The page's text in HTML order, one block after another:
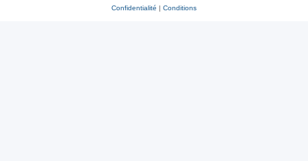
Confidentialité | Conditions